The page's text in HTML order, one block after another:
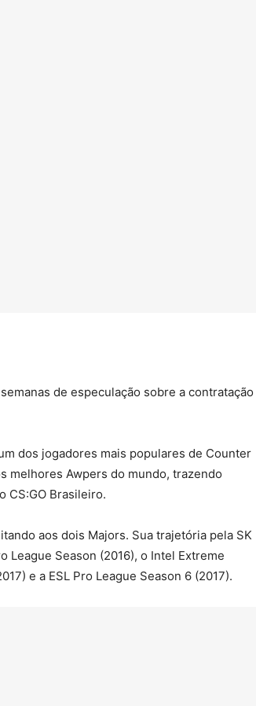
de especulação sobre a contratação
dos jogadores mais populares de Counter
melhores Awpers do mundo, trazendo
CS:GO Brasileiro.
aos dois Majors. Sua trajetória pela SK
League Season (2016), o Intel Extreme
e a ESL Pro League Season 6 (2017).